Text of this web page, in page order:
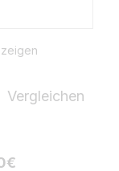
Vergleichen